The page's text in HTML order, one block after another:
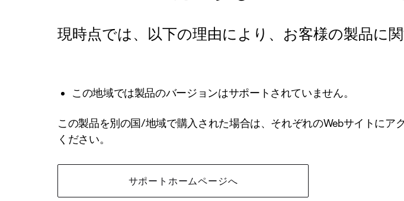
現時点では、以下の理由により、お客様の製品に
この地域では製品のバージョンはサポートされていません。
この製品を別の国/地域で購入された場合は、それぞれのWebサイトに
ください。
サポートホームページへ